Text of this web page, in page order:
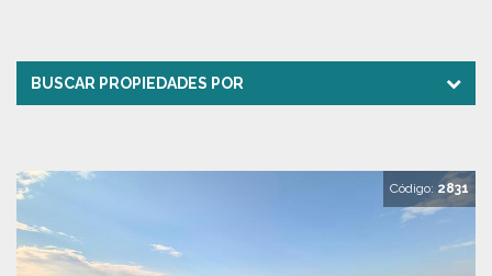
BUSCAR PROPIEDADES POR
Código: 2831